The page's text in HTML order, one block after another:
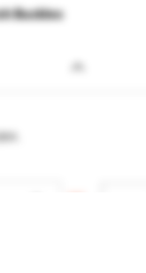
Buckles